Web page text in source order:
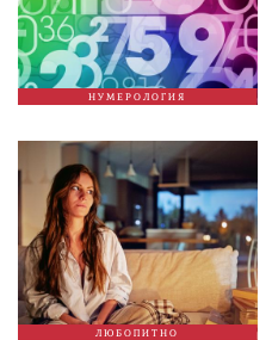
НУМЕРОЛОГИЯ
ЛЮБОПИТНО